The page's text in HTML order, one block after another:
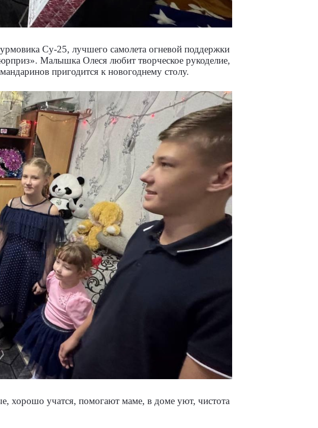
Су-25, лучшего самолета огневой поддержки
Малышка Олеся любит творческое рукоделие,
пригодится к новогоднему столу.
хорошо учатся, помогают маме, в доме уют, чистота